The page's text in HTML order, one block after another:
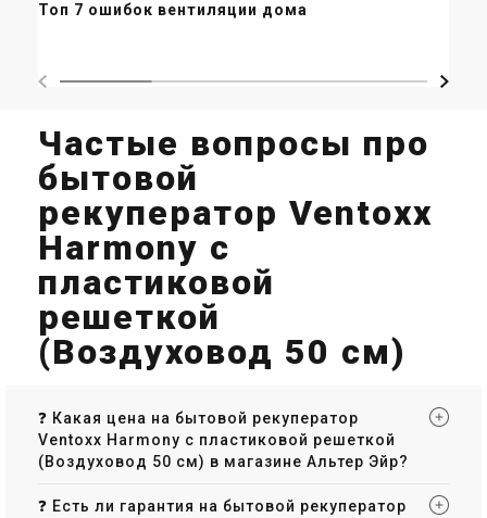
Топ 7 ошибок вентиляции дома
Частые вопросы про
бытовой
рекуператор Ventoxx
Harmony с
пластиковой
решеткой
(Воздуховод 50 см)
❓ Какая цена на бытовой рекуператор
Ventoxx Harmony с пластиковой решеткой
(Воздуховод 50 см) в магазине Альтер Эйр?
❓ Есть ли гарантия на бытовой рекуператор